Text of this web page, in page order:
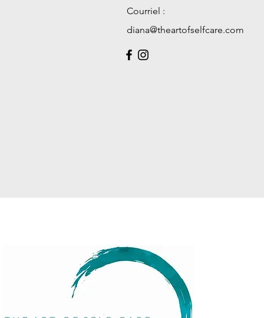
Courriel :
diana@theartofselfcare.com